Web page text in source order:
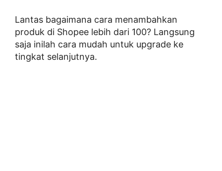
Lantas bagaimana cara menambahkan
produk di Shopee lebih dari 100? Langsung
saja inilah cara mudah untuk upgrade ke
tingkat selanjutnya.